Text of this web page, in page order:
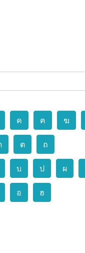
ค ฅ ฆ
ต ถ
บ ป ผ
อ ฮ